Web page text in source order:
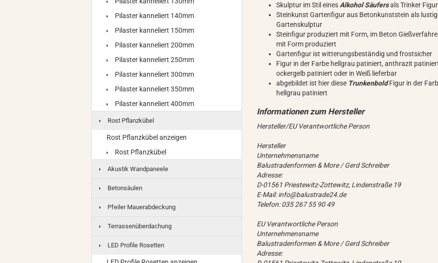
Skulptur im Stil eines Alkohol Säufersals Trinker Figur
Steinkunst Gartenfigur aus Betonkunststein als
Gartenskulptur
Steinfigur produziert mit Form, im Beton
mit Form produziert
Gartenfigur ist witterungsbeständig und frostsicher
Figur in der Farbe hellgrau patiniert, anthrazit
ockergelb patiniert oder in Weiß lieferbar
abgebildet ist hier diese TrunkenboldFigur in der
hellgrau patiniert
Hersteller/EU Verantwortliche Person
Hersteller
Unternehmensname
Balustradenformen & More / Gerd Schreiber
Adresse:
D-01561 Priestewitz-Zottewitz, Lindenstraße 19
E-Mail: info@balustrade24.de
Telefon: 035 267 55 90 49
EU Verantwortliche Person
Unternehmensname
Balustradenformen & More / Gerd Schreiber
Adresse:
Pilaster kanneliert 140mm
Pilaster kanneliert 150mm
Pilaster kanneliert 200mm
Pilaster kanneliert 250mm
Pilaster kanneliert 300mm
Pilaster kanneliert 350mm
Pilaster kanneliert 400mm
Rost Pflanzkübel
Rost Pflanzkübel anzeigen
Rost Pflanzkübel
Akustik Wandpaneele
Betonsäulen
Pfeiler Mauerabdeckung
Terrassenüberdachung
LED Profile Rosetten